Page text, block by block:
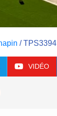
/ TPS3394
VIDÉO